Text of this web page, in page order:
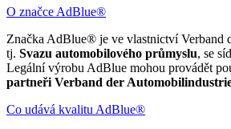
O značce AdBlue®
Značka AdBlue® je ve vlastnictví Verband
tj. Svazu automobilového průmyslu, se
Legální výrobu AdBlue mohou provádět
partneři Verband der
Co udává kvalitu AdBlue®